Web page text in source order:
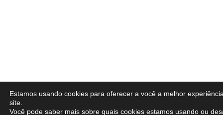
Estamos usando cookies para oferecer a você a melhor
site.
Você pode saber mais sobre quais cookies estamos usando ou